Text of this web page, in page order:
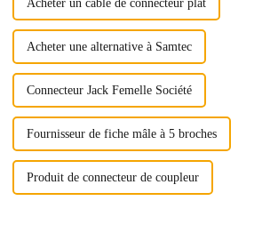
Acheter un câble de connecteur plat
Acheter une alternative à Samtec
Connecteur Jack Femelle Société
Fournisseur de fiche mâle à 5 broches
Produit de connecteur de coupleur